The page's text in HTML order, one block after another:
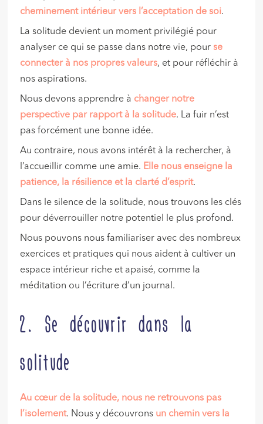
cheminement intérieur vers l’acceptation de soi.
La solitude devient un moment privilégié pour
analyser ce qui se passe dans notre vie, pourse
connecter à nos propres valeurs, et pour réfléchir à
nos aspirations.
Nous devons apprendre à changer notre
perspective par rapport à la solitude. La fuir n’est
pas forcément une bonne idée.
Au contraire, nous avons intérêt à la rechercher, à
l’accueillir comme une amie. Elle nous enseigne la
patience, la résilience et la clarté d’esprit.
Dans le silence de la solitude, nous trouvons les clés
pour déverrouiller notre potentiel le plus profond.
Nous pouvons nous familiariser avec des nombreux
exercices et pratiques qui nous aident à cultiver un
espace intérieur riche et apaisé, comme la
méditation ou l’écriture d’un journal.
2. Se découvrir dans la
solitude
Au cœur de la solitude, nous ne retrouvons pas
l’isolement. Nous y découvrons un chemin vers la